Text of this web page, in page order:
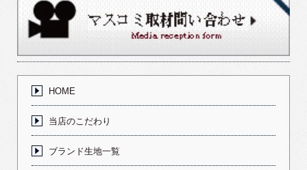
HOME
当店のこだわり
ブランド生地一覧